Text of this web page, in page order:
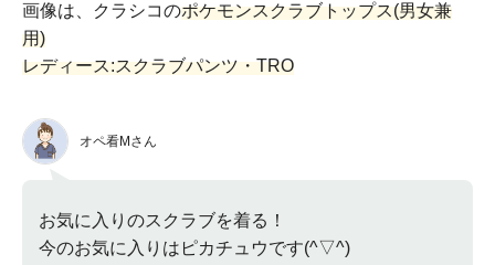
画像は、クラシコのポケモンスクラブトップス(男女兼
用)
レディース:スクラブパンツ・TRO
オペ看Mさん
お気に入りのスクラブを着る！
今のお気に入りはピカチュウです(^▽^)